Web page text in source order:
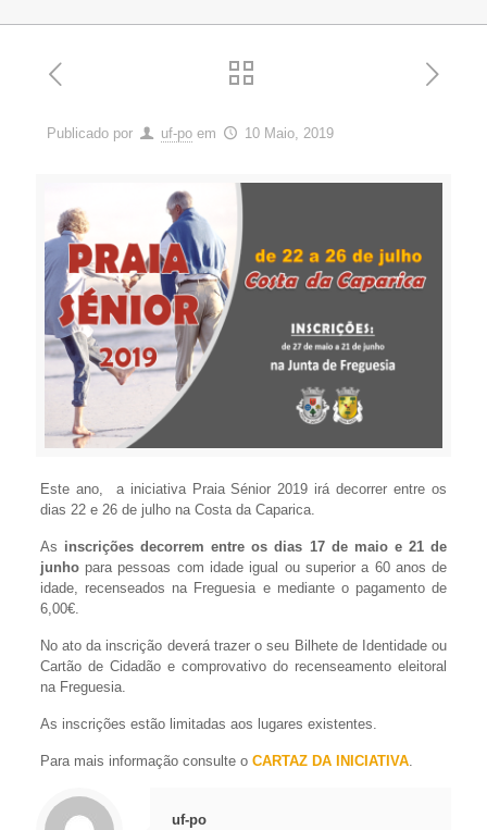
Publicado por uf-po em 10 Maio, 2019
Este ano, a iniciativa Praia Sénior 2019 irá decorrer entre os
dias 22 e 26 de julho na Costa da Caparica.
As inscrições decorrem entre os dias 17 de maio e 21 de
junhopara pessoas com idade igual ou superior a 60 anos de
idade, recenseados na Freguesia e mediante o pagamento de
6,00€.
No ato da inscrição deverá trazer o seu Bilhete de Identidade ou
Cartão de Cidadão e comprovativo do recenseamento eleitoral
na Freguesia.
As inscrições estão limitadas aos lugares existentes.
Para mais informação consulte o CARTAZ DA INICIATIVA.
uf-po